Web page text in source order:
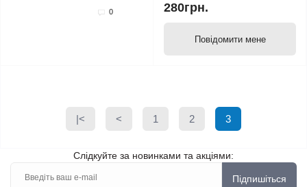
0 280грн.
Повідомити мене
|< < 1 2 3
Слідкуйте за новинками та акціями:
Підпишіться